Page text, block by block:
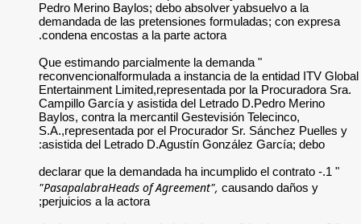
Pedro Merino
demandada de las
" Que estimando
Entertainment
Campillo García y
Baylos, contra la
S.A.,representada
asistida del